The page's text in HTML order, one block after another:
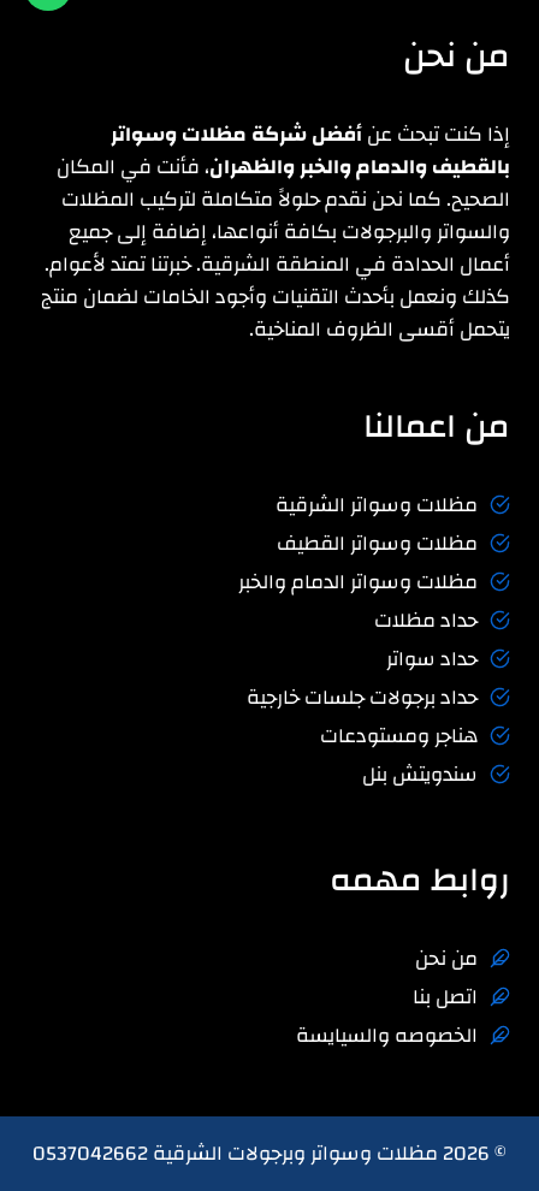
من نحن
إذا كنت تبحث عنأفضل شركة مظلات وسواتر
بالقطيف والدمام والخبر والظهران، فأنت في المكان
الصحيح. كما نحن نقدم حلولاً متكاملة لتركيب المظلات
والسواتر والبرجولات بكافة أنواعها، إضافة إلى جميع
أعمال الحدادة في المنطقة الشرقية. خبرتنا تمتد لأعوام.
كذلك ونعمل بأحدث التقنيات وأجود الخامات لضمان منتج
يتحمل أقسى الظروف المناخية.
من اعمالنا
مظلات وسواتر الشرقية
مظلات وسواتر القطيف
مظلات وسواتر الدمام والخبر
حداد مظلات
حداد سواتر
حداد برجولات جلسات خارجية
هناجر ومستودعات
سندويتش بنل
روابط مهمه
من نحن
اتصل بنا
الخصوصه والسيايسة
© 2026 مظلات وسواتر وبرجولات الشرقية 0537042662